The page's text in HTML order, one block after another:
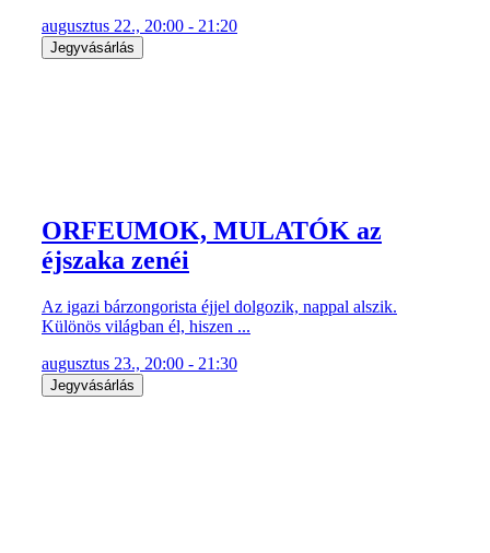
augusztus 22., 20:00 - 21:20
Jegyvásárlás
ORFEUMOK, MULATÓK az
éjszaka zenéi
Az igazi bárzongorista éjjel dolgozik, nappal alszik.
Különös világban él, hiszen ...
augusztus 23., 20:00 - 21:30
Jegyvásárlás